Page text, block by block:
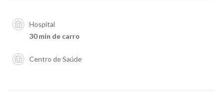
Hospital
30 min de carro
Centro de Saúde